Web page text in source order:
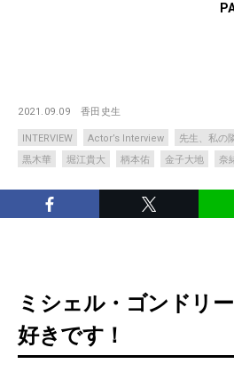
2021.09.09 香田史生
INTERVIEW Actor’s Interview
先生、私の
黒木華
堀江貴大 柄本佑 金子大地 奈
ミシェル・ゴンドリ
好きです！